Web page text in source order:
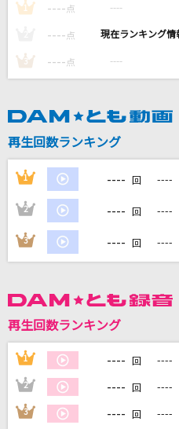
Tani Yuuki
須賀亮雄
ゆず
好きすぎて滅！
M!LK
灰色と青(+菅田将暉)
米津玄師
JAY'ED
ファイティングポーズ
リトルブルーボックス(Little Blue boX)
1 ---- 点 ----
---- 点 ----
3 ---- 点 ----
再生回数ランキング
1 ---- 回 ----
2 ---- 回 ----
3 ---- 回 ----
再生回数ランキング
1 ---- 回 ----
2 ---- 回 ----
3 ---- 回 ----